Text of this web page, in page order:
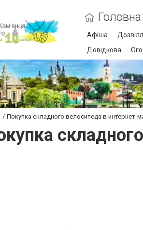
Головна
Афіша
Довідкова
Покупка складного велосипеда в интернет-